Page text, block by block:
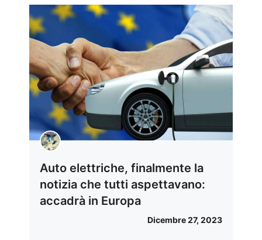
Auto elettriche, finalmente la
notizia che tutti aspettavano:
accadrà in Europa
Dicembre 27, 2023